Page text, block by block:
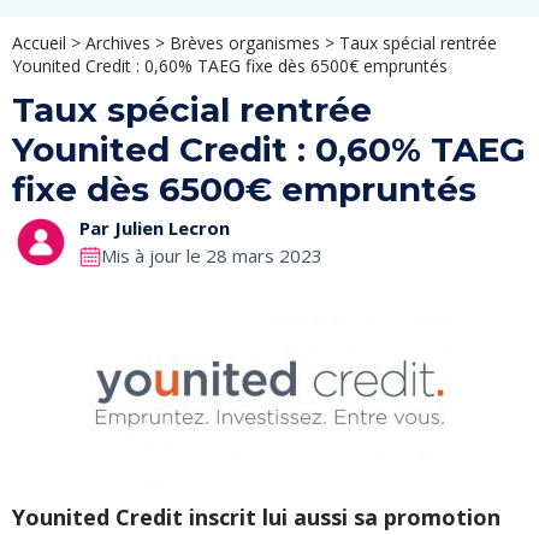
Accueil > Archives > Brèves organismes > Taux spécial rentrée
Younited Credit : 0,60% TAEG fixe dès 6500€ empruntés
Taux spécial rentrée
Younited Credit : 0,60% TAEG
fixe dès 6500€ empruntés
Par Julien Lecron
Mis à jour le 28 mars 2023
Younited Credit inscrit lui aussi sa promotion